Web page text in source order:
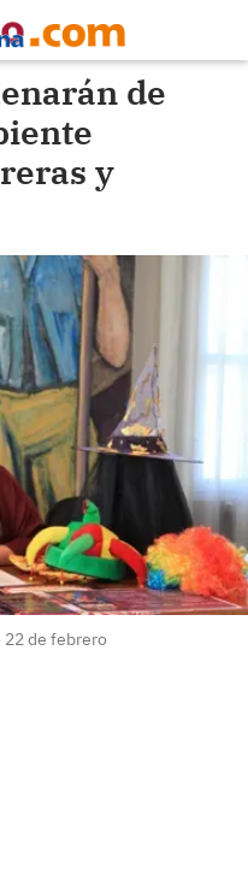
de
y
22 de febrero